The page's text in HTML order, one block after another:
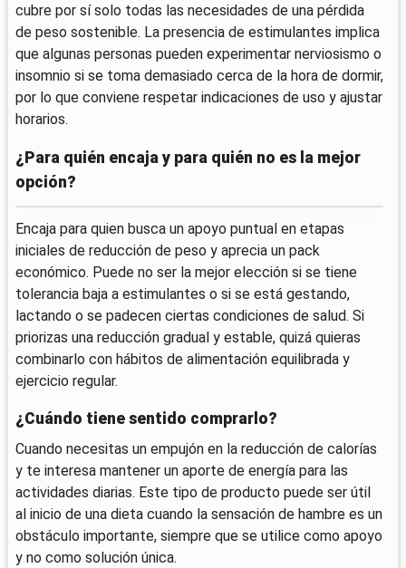
cubre por sí solo todas las necesidades de una pérdida
de peso sostenible. La presencia de estimulantes implica
que algunas personas pueden experimentar nerviosismo o
insomnio si se toma demasiado cerca de la hora de dormir,
por lo que conviene respetar indicaciones de uso y ajustar
horarios.
¿Para quién encaja y para quién no es la mejor
opción?
Encaja para quien busca un apoyo puntual en etapas
iniciales de reducción de peso y aprecia un pack
económico. Puede no ser la mejor elección si se tiene
tolerancia baja a estimulantes o si se está gestando,
lactando o se padecen ciertas condiciones de salud. Si
priorizas una reducción gradual y estable, quizá quieras
combinarlo con hábitos de alimentación equilibrada y
ejercicio regular.
¿Cuándo tiene sentido comprarlo?
Cuando necesitas un empujón en la reducción de calorías
y te interesa mantener un aporte de energía para las
actividades diarias. Este tipo de producto puede ser útil
al inicio de una dieta cuando la sensación de hambre es un
obstáculo importante, siempre que se utilice como apoyo
y no como solución única.